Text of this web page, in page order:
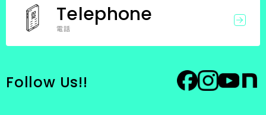
Telephone
電話
Follow Us!!